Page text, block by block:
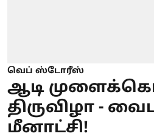
வெப் ஸ்டோரீஸ்
ஆடி
திருவிழா -
மீனாட்சி!